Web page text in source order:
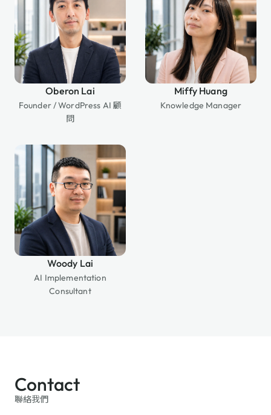
Oberon Lai
Founder / WordPress AI 顧
問
Miffy Huang
Knowledge Manager
Woody Lai
AI Implementation
Consultant
Contact
聯絡我們